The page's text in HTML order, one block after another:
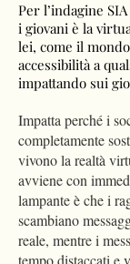
Per l’indagine
i giovani è la
lei, come il
accessibilità a
impattando sui
Impatta perché i
completamente
vivono la realtà
avviene con
lampante è che i
scambiano
reale, mentre i